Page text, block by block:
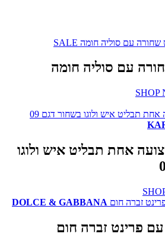
SALE
סוליה חומה
תבליט איש ולוגו
DOLCE & GABBANA
זברה חום